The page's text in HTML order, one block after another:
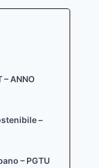
ANNO
–
– PGTU